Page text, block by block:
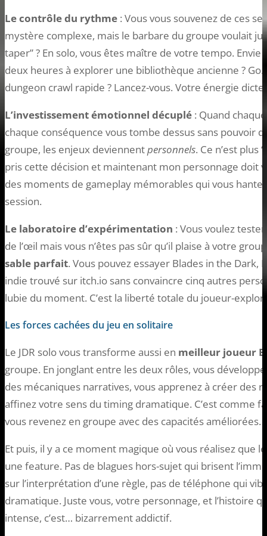
Le contrôle du rythme : Vous vous souvenez de ces
mystère complexe, mais le barbare du groupe voulait
taper” ? En solo, vous êtes maître de votre tempo. Envie
deux heures à explorer une bibliothèque ancienne ? Go.
dungeon crawl rapide ? Lancez-vous. Votre énergie dicte
L’investissement émotionnel décuplé : Quand
chaque conséquence vous tombe dessus sans pouvoir
groupe, les enjeux deviennentpersonnels. Ce n’est plus
pris cette décision et maintenant mon personnage doit
des moments de gameplay mémorables qui vous
session.
Le laboratoire d’expérimentation : Vous voulez
de l’œil mais vous n’êtes pas sûr qu’il plaise à votre
sable parfait. Vous pouvez essayer Blades in the Dark,
indie trouvé sur itch.io sans convaincre cinq autres
lubie du moment. C’est la liberté totale du joueur-
Les forces cachées du jeu en solitaire
Le JDR solo vous transforme aussi en meilleur joueur
groupe. En jonglant entre les deux rôles, vous
des mécaniques narratives, vous apprenez à créer des
affinez votre sens du timing dramatique. C’est comme
vous revenez en groupe avec des capacités améliorées.
Et puis, il y a ce moment magique où vous réalisez que le
une feature. Pas de blagues hors-sujet qui brisent
sur l’interprétation d’une règle, pas de téléphone qui
dramatique. Juste vous, votre personnage, et l’histoire
intense, c’est… bizarrement addictif.